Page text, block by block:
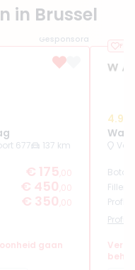
in Brussel
Gesponsord
677 137 km
€ 175 ,00
€ 450 ,00
€ 350 ,00
gaan
4.9
Filler